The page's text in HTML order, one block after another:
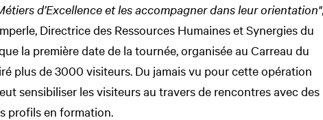
d’Excellence et les accompagner dans leur orientation",
Directrice des Ressources Humaines et Synergies du
la première date de la tournée, organisée au Carreau du
plus de 3000 visiteurs. Du jamais vu pour cette opération
sensibiliser les visiteurs au travers de rencontres avec des
profils en formation.